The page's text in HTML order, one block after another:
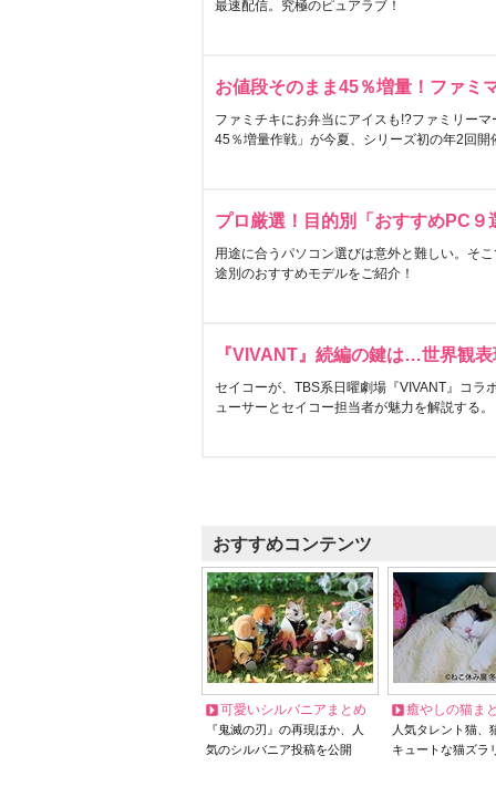
最速配信。究極のピュアラブ！
お値段そのまま45％増量！ファミ
ファミチキにお弁当にアイスも!?ファミリー
45％増量作戦」が今夏、シリーズ初の年2回開
プロ厳選！目的別「おすすめPC９
用途に合うパソコン選びは意外と難しい。そ
途別のおすすめモデルをご紹介！
『VIVANT』続編の鍵は…世界観
セイコーが、TBS系日曜劇場『VIVANT』コラ
ューサーとセイコー担当者が魅力を解説する。
おすすめコンテンツ
可愛いシルバニアまとめ
『鬼滅の刃』の再現ほか、人
気のシルバニア投稿を公開
癒やしの猫ま
人気タレント猫
キュートな猫ズラ